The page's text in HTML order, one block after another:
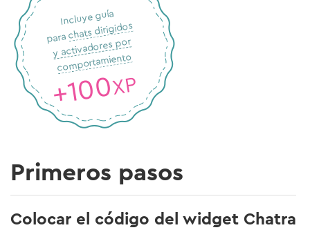
Incluye guía
parachats dirigidos
y activadores por
comportamiento
+100XP
Primeros pasos
Colocar el código del widget Chatra